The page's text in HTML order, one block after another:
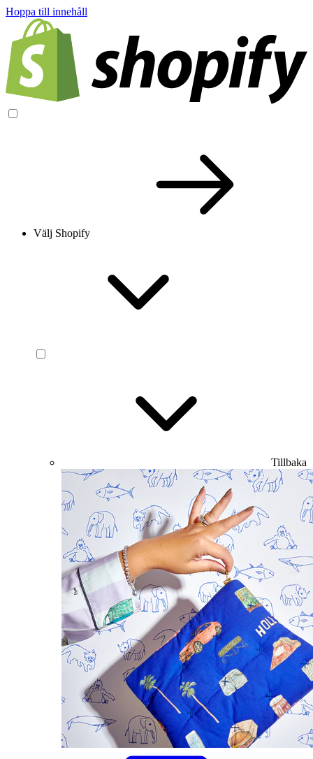
Hoppa till innehåll
Välj Shopify
Tillbaka